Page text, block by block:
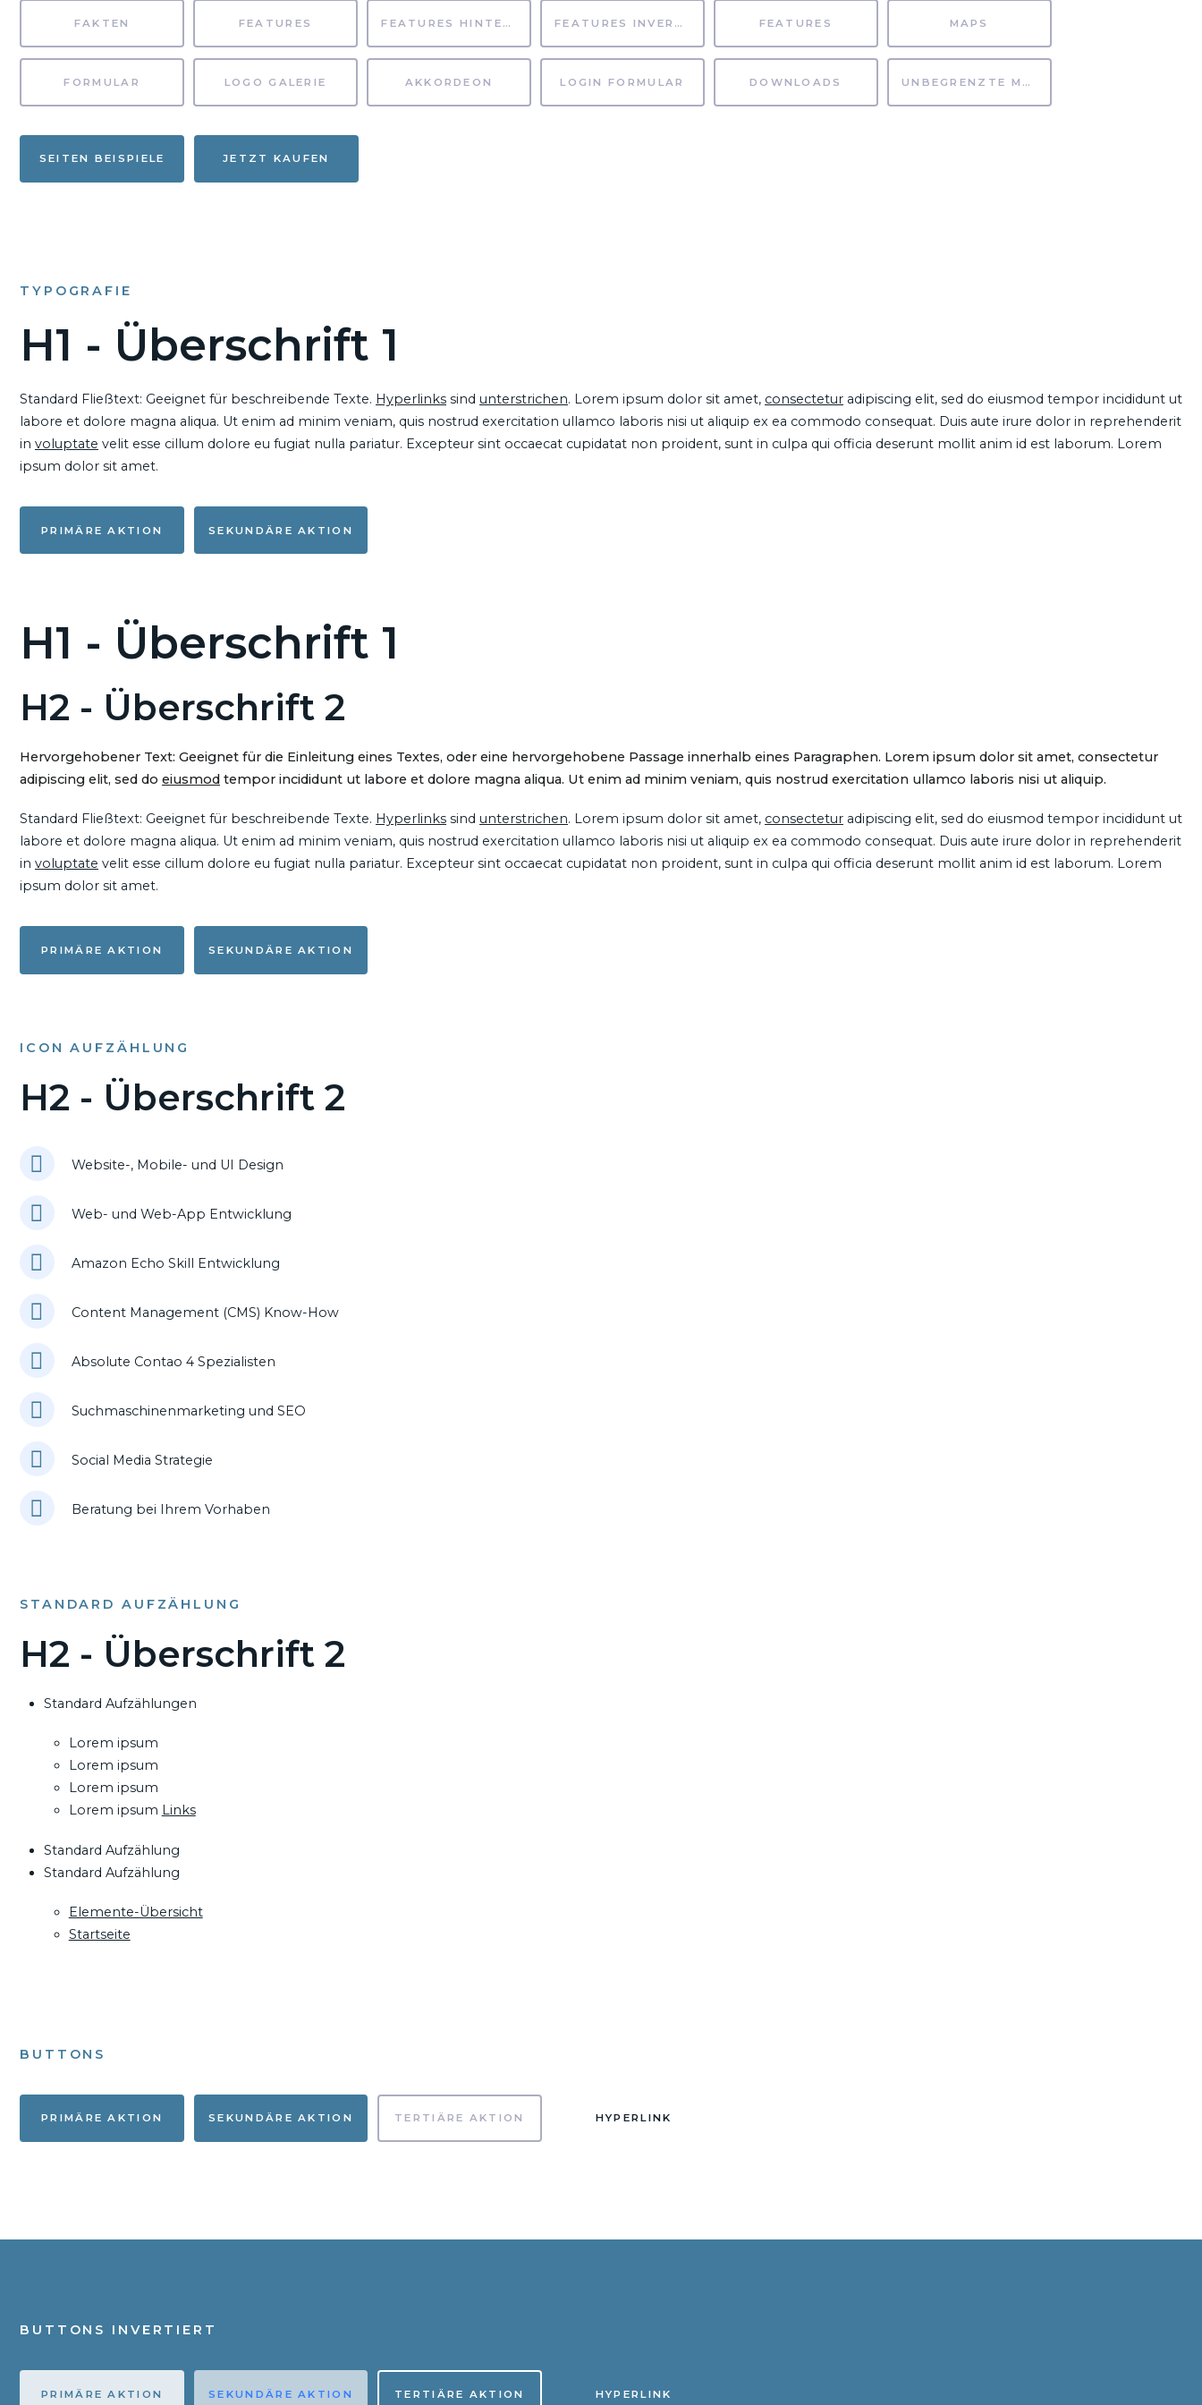
FAKTEN FEATURES FEATURES HINTERGRUND FEATURES INVERTIERT FEATURES MAPS
FORMULAR LOGO GALERIE AKKORDEON LOGIN FORMULAR DOWNLOADS UNBEGRENZTE MÖGLICHKEITEN
SEITEN BEISPIELE JETZT KAUFEN
TYPOGRAFIE
H1 - Überschrift 1
Standard Fließtext: Geeignet für beschreibende Texte. Hyperlinks sind unterstrichen. Lorem ipsum dolor sit amet, consectetur adipiscing elit, sed do eiusmod tempor incididunt ut
labore et dolore magna aliqua. Ut enim ad minim veniam, quis nostrud exercitation ullamco laboris nisi ut aliquip ex ea commodo consequat. Duis aute irure dolor in reprehenderit
in voluptate velit esse cillum dolore eu fugiat nulla pariatur. Excepteur sint occaecat cupidatat non proident, sunt in culpa qui officia deserunt mollit anim id est laborum. Lorem
ipsum dolor sit amet.
PRIMÄRE AKTION SEKUNDÄRE AKTION
H1 - Überschrift 1
H2 - Überschrift 2
Hervorgehobener Text: Geeignet für die Einleitung eines Textes, oder eine hervorgehobene Passage innerhalb eines Paragraphen. Lorem ipsum dolor sit amet, consectetur
adipiscing elit, sed do eiusmod tempor incididunt ut labore et dolore magna aliqua. Ut enim ad minim veniam, quis nostrud exercitation ullamco laboris nisi ut aliquip.
Standard Fließtext: Geeignet für beschreibende Texte. Hyperlinks sind unterstrichen. Lorem ipsum dolor sit amet, consectetur adipiscing elit, sed do eiusmod tempor incididunt ut
labore et dolore magna aliqua. Ut enim ad minim veniam, quis nostrud exercitation ullamco laboris nisi ut aliquip ex ea commodo consequat. Duis aute irure dolor in reprehenderit
in voluptate velit esse cillum dolore eu fugiat nulla pariatur. Excepteur sint occaecat cupidatat non proident, sunt in culpa qui officia deserunt mollit anim id est laborum. Lorem
ipsum dolor sit amet.
PRIMÄRE AKTION SEKUNDÄRE AKTION
ICON AUFZÄHLUNG
H2 - Überschrift 2
Website-, Mobile- und UI Design
Web- und Web-App Entwicklung
Amazon Echo Skill Entwicklung
Content Management (CMS) Know-How
Absolute Contao 4 Spezialisten
Suchmaschinenmarketing und SEO
Social Media Strategie
Beratung bei Ihrem Vorhaben
STANDARD AUFZÄHLUNG
H2 - Überschrift 2
Standard Aufzählungen
Lorem ipsum
Lorem ipsum
Lorem ipsum
Lorem ipsum Links
Standard Aufzählung
Standard Aufzählung
Elemente-Übersicht
Startseite
BUTTONS
PRIMÄRE AKTION SEKUNDÄRE AKTION TERTIÄRE AKTION HYPERLINK
BUTTONS INVERTIERT
PRIMÄRE AKTION SEKUNDÄRE AKTION TERTIÄRE AKTION HYPERLINK